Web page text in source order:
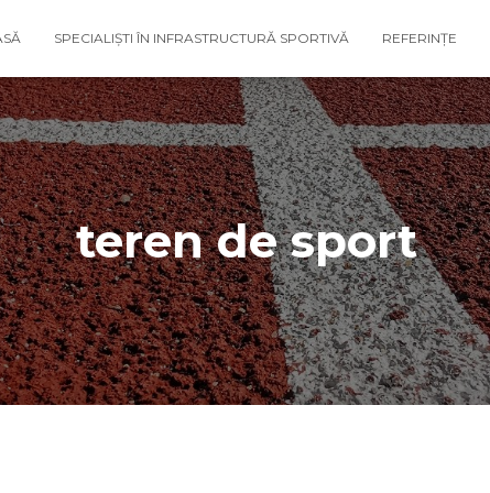
SPECIALIȘTI ÎN INFRASTRUCTURĂ SPORTIVĂ REFERINȚE
teren de sport